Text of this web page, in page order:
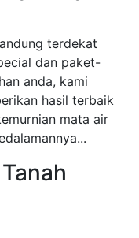
terdekat
dan paket-
anda, kami
hasil terbaik
mata air